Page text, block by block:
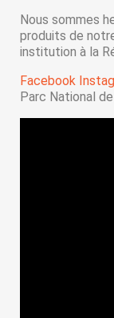
Nous sommes
produits de
institution à la
Facebook
Parc National